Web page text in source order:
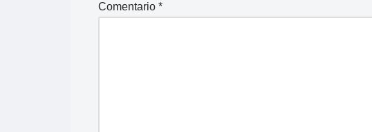
Comentario *